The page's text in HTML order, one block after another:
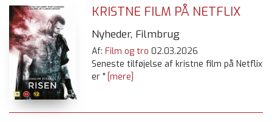
KRISTNE FILM PÅ NETFLIX
Nyheder, Filmbrug
Af: Film og tro 02.03.2026
Seneste tilføjelse af kristne film på Netflix
er " [mere]